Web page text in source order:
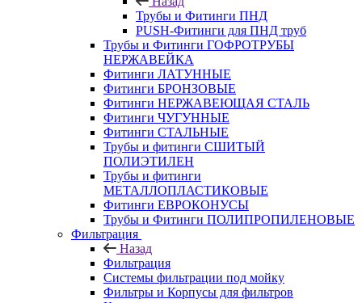
Трубы и Фитинги ПНД
PUSH-Фитинги для ПНД труб
Трубы и Фитинги ГОФРОТРУБЫ
НЕРЖАВЕЙКА
Фитинги ЛАТУННЫЕ
Фитинги БРОНЗОВЫЕ
Фитинги НЕРЖАВЕЮЩАЯ СТАЛЬ
Фитинги ЧУГУННЫЕ
Фитинги СТАЛЬНЫЕ
Трубы и фитинги СШИТЫЙ
ПОЛИЭТИЛЕН
Трубы и фитинги
МЕТАЛЛОПЛАСТИКОВЫЕ
Фитинги ЕВРОКОНУСЫ
Трубы и Фитинги ПОЛИПРОПИЛЕНОВЫЕ
Фильтрация
Назад
Фильтрация
Системы фильтрации под мойку
Фильтры и Корпусы для фильтров